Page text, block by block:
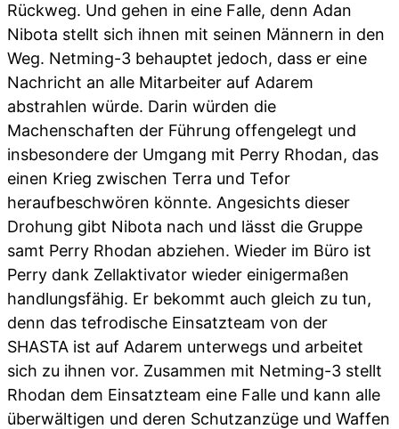
Rückweg. Und gehen in eine Falle, denn Adan
Nibota stellt sich ihnen mit seinen Männern in den
Weg. Netming-3 behauptet jedoch, dass er eine
Nachricht an alle Mitarbeiter auf Adarem
abstrahlen würde. Darin würden die
Machenschaften der Führung offengelegt und
insbesondere der Umgang mit Perry Rhodan, das
einen Krieg zwischen Terra und Tefor
heraufbeschwören könnte. Angesichts dieser
Drohung gibt Nibota nach und lässt die Gruppe
samt Perry Rhodan abziehen. Wieder im Büro ist
Perry dank Zellaktivator wieder einigermaßen
handlungsfähig. Er bekommt auch gleich zu tun,
denn das tefrodische Einsatzteam von der
SHASTA ist auf Adarem unterwegs und arbeitet
sich zu ihnen vor. Zusammen mit Netming-3 stellt
Rhodan dem Einsatzteam eine Falle und kann alle
überwältigen und deren Schutzanzüge und Waffen